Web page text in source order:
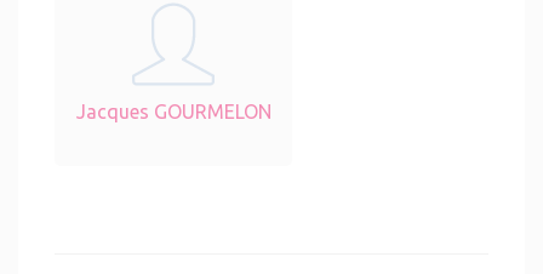
Jacques GOURMELON